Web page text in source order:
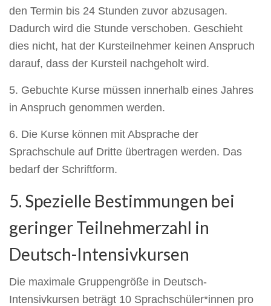
den Termin bis 24 Stunden zuvor abzusagen.
Dadurch wird die Stunde verschoben. Geschieht
dies nicht, hat der Kursteilnehmer keinen Anspruch
darauf, dass der Kursteil nachgeholt wird.
5. Gebuchte Kurse müssen innerhalb eines Jahres
in Anspruch genommen werden.
6. Die Kurse können mit Absprache der
Sprachschule auf Dritte übertragen werden. Das
bedarf der Schriftform.
5. Spezielle Bestimmungen bei
geringer Teilnehmerzahl in
Deutsch-Intensivkursen
Die maximale Gruppengröße in Deutsch-
Intensivkursen beträgt 10 Sprachschüler*innen pro